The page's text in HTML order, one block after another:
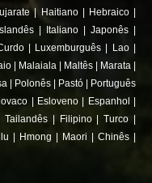
| Haitiano| Hebraico|
Islandês| Italiano| Japonês|
| Luxemburguês Lao|
| Malaiala| Maltês| Marata|
| Polonês| Pastó|
Português
Esloveno| Espanhol
Tailandês Filipino|Turco
Hmong Maori Chinês|